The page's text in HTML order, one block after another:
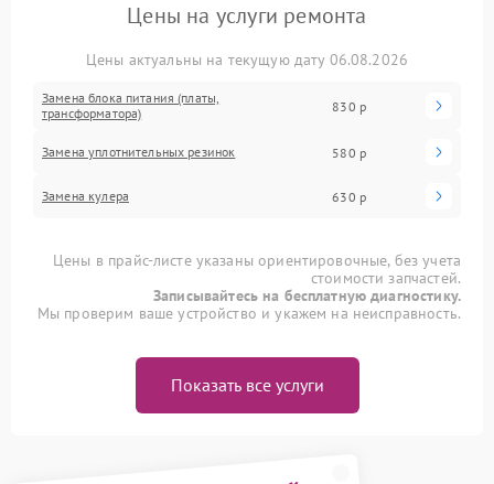
Цены на услуги ремонта
Цены актуальны на текущую дату 06.08.2026
Замена блока питания (платы,
трансформатора)
830 р
Замена уплотнительных резинок 580 р
Замена кулера 630 р
Цены в прайс-листе указаны ориентировочные, без учета
стоимости запчастей.
Записывайтесь на бесплатную диагностику.
Мы проверим ваше устройство и укажем на неисправность.
Показать все услуги